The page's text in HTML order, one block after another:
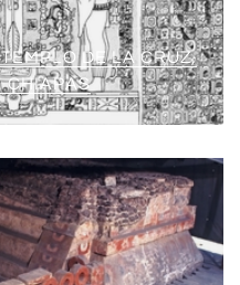
DE LA CRUZ,
CHIAPAS